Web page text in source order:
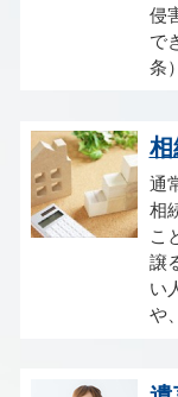
侵
で
条
相
通
相
こ
譲
い
や